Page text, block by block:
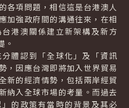
各項問題，相信這是台港澳人
加強政府間的溝通往來，在相
港澳關係建立新架構及新方
。
體認到「全球化」及「資訊
，因應台灣即將加入世界貿易
新的經濟情勢，包括兩岸經貿
納入全球市場的考量。而過去
的政策有當時的背景及其必